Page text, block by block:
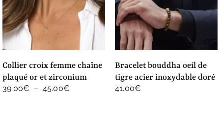
collier croix femme chaîne
plaqué or et zirconium
39.00€ – 45.00€
bracelet bouddha oeil de
tigre acier inoxydable doré
41.00€